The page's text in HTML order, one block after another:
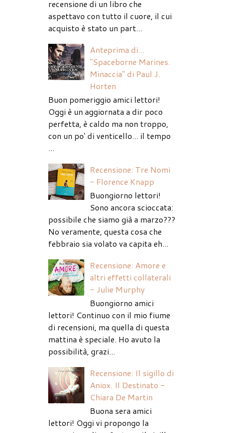
recensione di un libro che
aspettavo con tutto il cuore, il cui
acquisto è stato un part...
Anteprima di...
"Spaceborne Marines.
Minaccia" di Paul J.
Horten
Buon pomeriggio amici lettori!
Oggi è un aggiornata a dir poco
perfetta, è caldo ma non troppo,
con un po' di venticello... il tempo
...
Recensione: Tre Nomi
- Florence Knapp
Buongiorno lettori!
Sono ancora scioccata:
possibile che siamo già a marzo???
No veramente, questa cosa che
febbraio sia volato va capita eh...
Recensione: Amore e
altri effetti collaterali
- Julie Murphy
Buongiorno amici
lettori! Continuo con il mio fiume
di recensioni, ma quella di questa
mattina è speciale. Ho avuto la
possibilità, grazi...
Recensione: Il sigillo di
Aniox. Il Destinato -
Chiara De Martin
Buona sera amici
lettori! Oggi vi propongo la